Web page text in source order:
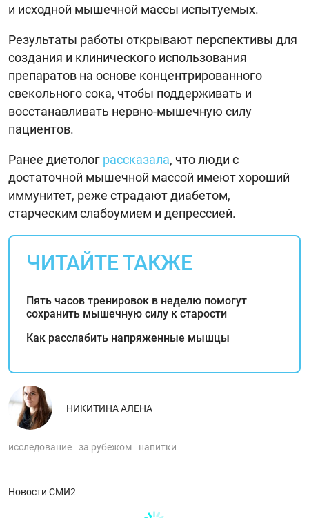
и исходной мышечной массы испытуемых.
Результаты работы открывают перспективы для
создания и клинического использования
препаратов на основе концентрированного
свекольного сока, чтобы поддерживать и
восстанавливать нервно-мышечную силу
пациентов.
Ранее диетолог рассказала, что люди с
достаточной мышечной массой имеют хороший
иммунитет, реже страдают диабетом,
старческим слабоумием и депрессией.
ЧИТАЙТЕ ТАКЖЕ
Пять часов тренировок в неделю помогут
сохранить мышечную силу к старости
Как расслабить напряженные мышцы
НИКИТИНА АЛЕНА
исследование за рубежом напитки
Новости СМИ2